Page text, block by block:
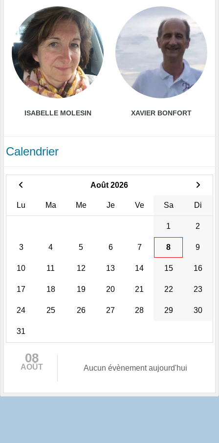
ISABELLE MOLESIN XAVIER BONFORT
Calendrier
Août 2026
Lu Ma Me Je Ve Sa Di
1 2
3 4 5 6 7 8 9
10 11 12 13 14 15 16
17 18 19 20 21 22 23
24 25 26 27 28 29 30
31
08
AOÛT Aucun évènement aujourd'hui